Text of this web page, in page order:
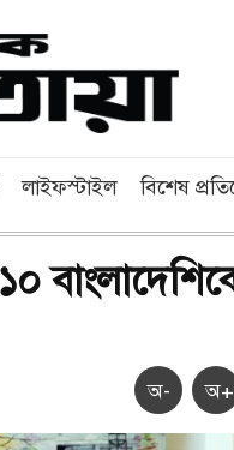
লাইফস্টাইল বিশেষ
অ- অ+